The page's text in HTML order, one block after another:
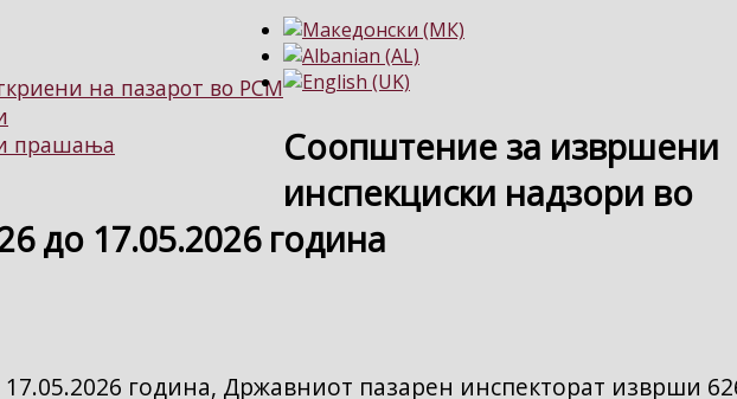
на пазарот во РСМ
прашања
Соопштение за извршени
инспекциски надзори во
до 17.05.2026 година
година, Државниот пазарен инспекторат изврши